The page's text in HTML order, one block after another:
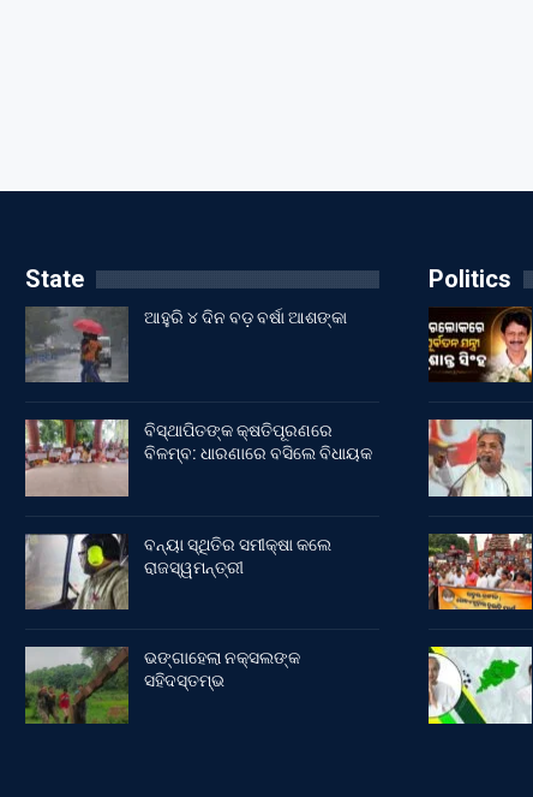
State
ଆହୁରି ୪ ଦିନ ବଡ଼ ବର୍ଷା ଆଶଙ୍କା
ବିସ୍ଥାପିତଙ୍କ କ୍ଷତିପୂରଣରେ
ବିଳମ୍ବ: ଧାରଣାରେ ବସିଲେ ବିଧାୟକ
ବନ୍ୟା ସ୍ଥିତିର ସମୀକ୍ଷା କଲେ
ରାଜସ୍ୱମନ୍ତ୍ରୀ
ଭଙ୍ଗାହେଲା ନକ୍ସଲଙ୍କ
ସହିଦସ୍ତମ୍ଭ
Politics